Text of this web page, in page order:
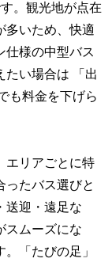
。観光地が点在
多いため、快適
仕様の中型バス
たい場合は 「出
も料金を下げら
エリアごとに特
ったバス選びと
送迎・遠足な
スムーズにな
「たびの足」